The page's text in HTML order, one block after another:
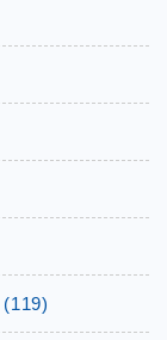
(119)